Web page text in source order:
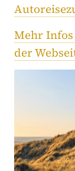
Mehr Infos
der